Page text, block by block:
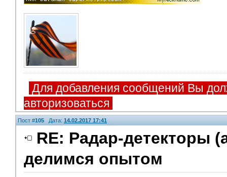
Для добавления сообщений Вы
авторизоваться
Пост #105 Дата: 14.02.2017 17:41
RE: Радар-детекторы
делимся опытом